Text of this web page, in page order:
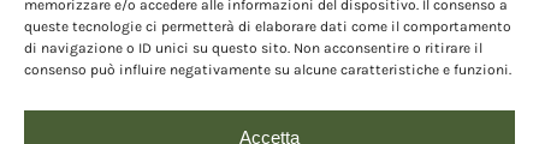
memorizzare e/o accedere alle informazioni del dispositivo. Il consenso a
queste tecnologie ci permetterà di elaborare dati come il comportamento
di navigazione o ID unici su questo sito. Non acconsentire o ritirare il
consenso può influire negativamente su alcune caratteristiche e funzioni.
Accetta
Normativa prodotti DOP IGP
Consorzi di Tutela
Farm To Fork e prodotti DOP IGP